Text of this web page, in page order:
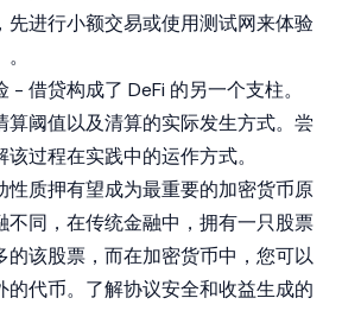
先进行小额交易或使用测试网来体验
- 借贷构成了 DeFi 的另一个支柱。
算阈值以及清算的实际发生方式。尝
过程在实践中的运作方式。
性质押有望成为最重要的加密货币原
不同，在传统金融中，拥有一只股票
的该股票，而在加密货币中，您可以
的代币。了解协议安全和收益生成的